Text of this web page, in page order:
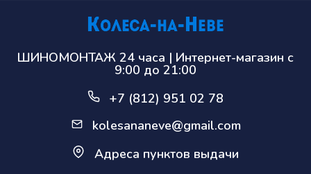
ШИНОМОНТАЖ 24 часа | Интернет-магазин с
9:00 до 21:00
+7 (812) 951 02 78
kolesananeve@gmail.com
Адреса пунктов выдачи